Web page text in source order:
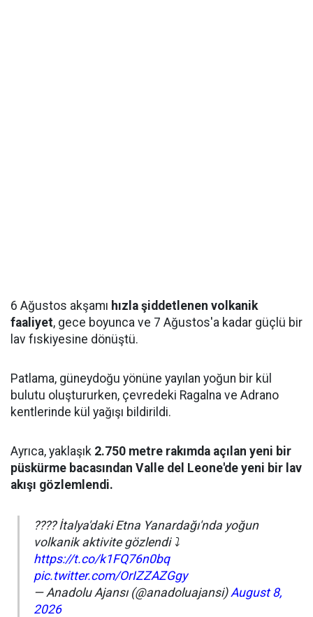
6 Ağustos akşamı hızla şiddetlenen volkanik
faaliyet, gece boyunca ve 7 Ağustos'a kadar güçlü bir
lav fıskiyesine dönüştü.
Patlama, güneydoğu yönüne yayılan yoğun bir kül
bulutu oluştururken, çevredeki Ragalna ve Adrano
kentlerinde kül yağışı bildirildi.
Ayrıca, yaklaşık 2.750 metre rakımda açılan yeni bir
püskürme bacasından Valle del Leone'de yeni bir lav
akışı gözlemlendi.
???? İtalya'daki Etna Yanardağı'nda yoğun
volkanik aktivite gözlendi ⤵️
https://t.co/k1FQ76n0bq
pic.twitter.com/OrIZZAZGgy
— Anadolu Ajansı (@anadoluajansi)August 8,
2026